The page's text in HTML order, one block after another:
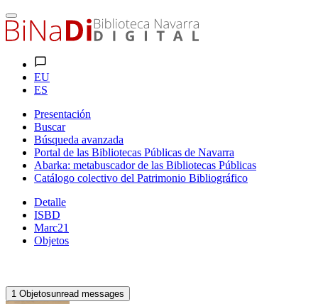
EU
ES
Presentación
Buscar
Búsqueda avanzada
Portal de las Bibliotecas Públicas de Navarra
Abarka: metabuscador de las Bibliotecas Públicas
Catálogo colectivo del Patrimonio Bibliográfico
Detalle
ISBD
Marc21
Objetos
1 Objetosunread messages